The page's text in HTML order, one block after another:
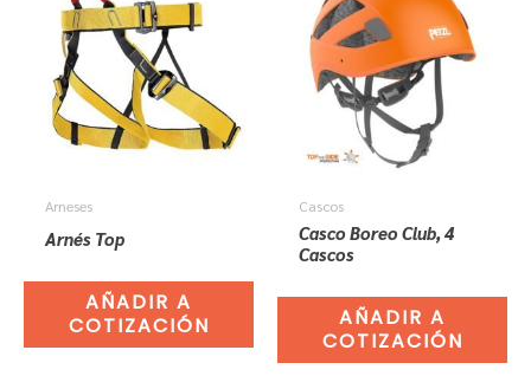
Arneses
Arnés Top
AÑADIR A
COTIZACIÓN
Cascos
Casco Boreo Club, 4
Cascos
AÑADIR A
COTIZACIÓN